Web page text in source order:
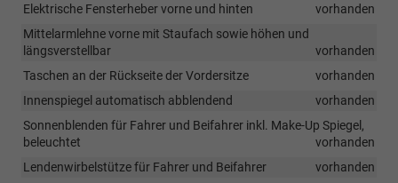
Elektrische Fensterheber vorne und hinten
vorhanden
Mittelarmlehne vorne mit Staufach sowie höhen und
längsverstellbar
vorhanden
Taschen an der Rückseite der Vordersitze
vorhanden
Innenspiegel automatisch abblendend
vorhanden
Sonnenblenden für Fahrer und Beifahrer inkl. Make-Up Spiegel,
beleuchtet
vorhanden
Lendenwirbelstütze für Fahrer und Beifahrer
vorhanden